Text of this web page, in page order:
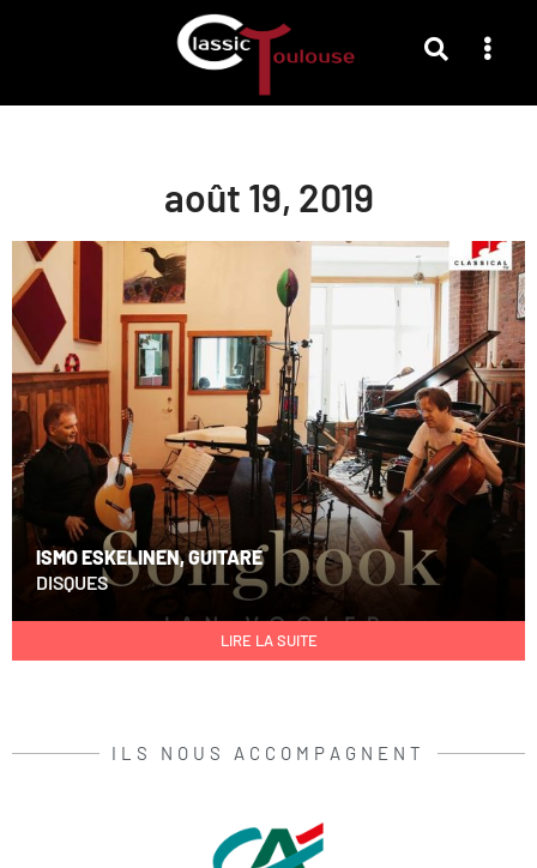
août 19, 2019
ISMO ESKELINEN, GUITARE
DISQUES
LIRE LA SUITE
ILS NOUS ACCOMPAGNENT